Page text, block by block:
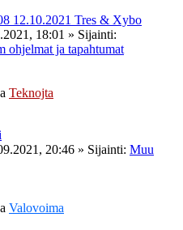
12.10.2021 Tres & Xybo
18:01 » Sijainti:
ohjelmat ja tapahtumat
Teknojta
20:46 » Sijainti: Muu
Valovoima